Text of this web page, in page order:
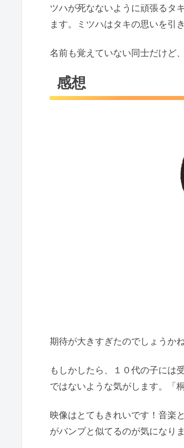
ツハが死なないように頑張るタ
ます。ミツハはタキの思いを引
名前も覚えていない同士だけど
感想
期待が大きすぎたのでしょうか
もしかしたら、１０代の子には
ではないような気がします。「
映像はとてもきれいです！音楽
がバンプと似てるのが気になり